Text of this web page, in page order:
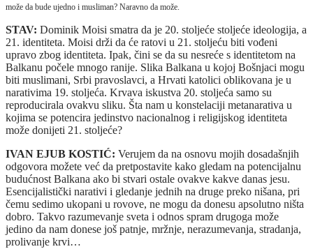
može da bude ujedno i musliman? Naravno da može.
STAV: Dominik Moisi smatra da je 20. stoljeće stoljeće ideologija, a
21. identiteta. Moisi drži da će ratovi u 21. stoljeću biti vođeni
upravo zbog identiteta. Ipak, čini se da su nesreće s identitetom na
Balkanu počele mnogo ranije. Slika Balkana u kojoj Bošnjaci mogu
biti muslimani, Srbi pravoslavci, a Hrvati katolici oblikovana je u
narativima 19. stoljeća. Krvava iskustva 20. stoljeća samo su
reproducirala ovakvu sliku. Šta nam u konstelaciji metanarativa u
kojima se potencira jedinstvo nacionalnog i religijskog identiteta
može donijeti 21. stoljeće?
IVAN EJUB KOSTIĆ: Verujem da na osnovu mojih dosadašnjih
odgovora možete već da pretpostavite kako gledam na potencijalnu
budućnost Balkana ako bi stvari ostale ovakve kakve danas jesu.
Esencijalistički narativi i gledanje jednih na druge preko nišana, pri
čemu sedimo ukopani u rovove, ne mogu da donesu apsolutno ništa
dobro. Takvo razumevanje sveta i odnos spram drugoga može
jedino da nam donese još patnje, mržnje, nerazumevanja, stradanja,
prolivanje krvi…